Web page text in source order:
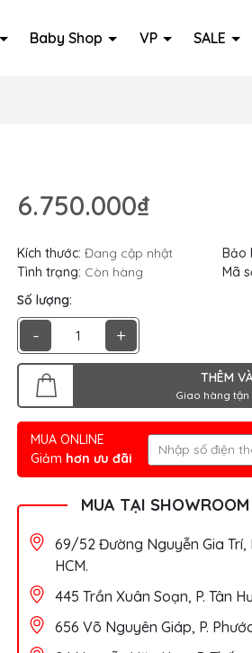
Baby Shop VP SALE
6.750.000₫
Kích thước: Đang cập nhật Bảo
Tình trạng: Còn hàng Mã
Số lượng:
- +
THÊM
Giao hàng tận
MUA ONLINE
Giảm hơn ưu đãi
MUA TẠI
69/52 Đường Nguyễn Gia Trí,
HCM.
445 Trần Xuân Soạn, P. Tân
656 Võ Nguyên Giáp, P.